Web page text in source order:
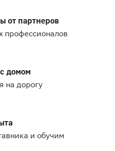
от партнеров
профессионалов
домом
на дорогу
и обучим